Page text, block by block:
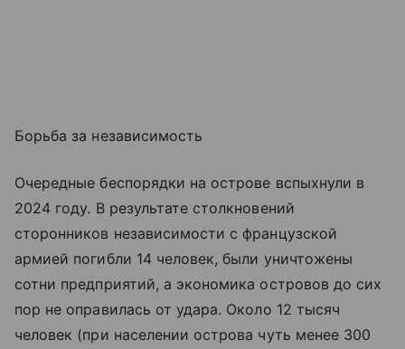
Борьба за независимость
Очередные беспорядки на острове вспыхнули в
2024 году. В результате столкновений
сторонников независимости с французской
армией погибли 14 человек, были уничтожены
сотни предприятий, а экономика островов до сих
пор не оправилась от удара. Около 12 тысяч
человек (при населении острова чуть менее 300